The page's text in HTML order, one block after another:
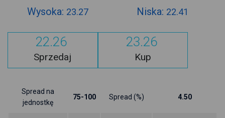
Wysoka: 23.27 Niska: 22.41
22.26
Sprzedaj
23.26
Kup
Spread na
jednostkę
75-100 Spread (%) 4.50